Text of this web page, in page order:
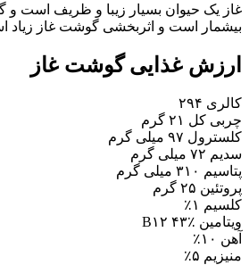
غاز یک حیوان بسیار زیبا و ظریف است و
بیشمار است و اثربخشی گوشت غاز زیاد
ارزش غذایی گوشت غاز
کالری ۲۹۴
چربی کل ۲۱ گرم
کلسترول ۹۷ میلی گرم
سدیم ۷۲ میلی گرم
پتاسیم ۳۱۰ میلی گرم
پروتئین ۲۵ گرم
کلسیم ۱٪
ویتامین B۱۲ ۴۳٪
آهن ۱۰٪
منیزیم ۵٪